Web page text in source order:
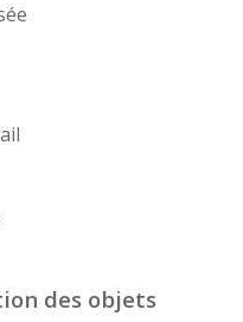
des objets